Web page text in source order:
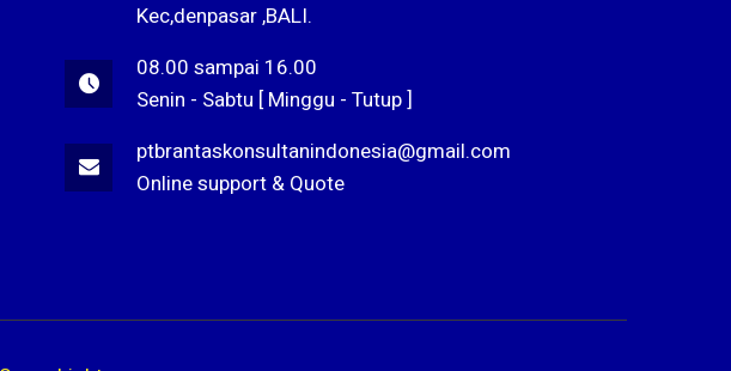
Kec,denpasar ,BALI.
08.00 sampai 16.00
Senin - Sabtu [ Minggu - Tutup ]
ptbrantaskonsultanindonesia@gmail.com
Online support & Quote